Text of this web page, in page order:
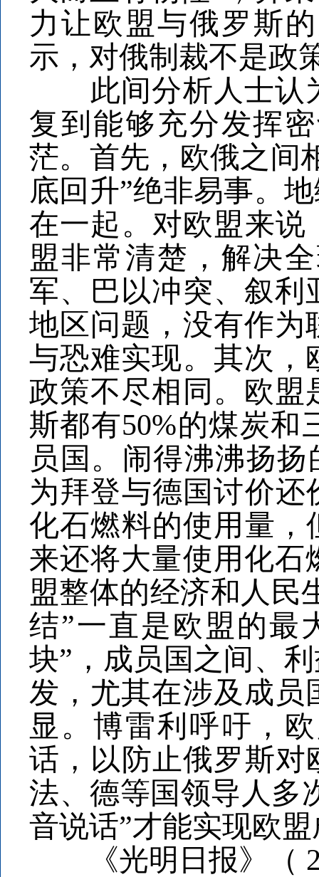
力让欧盟与俄罗斯
示，对俄制裁不是政
此间分析人士认为
复到能够充分发挥
茫。首先，欧俄之间
底回升”绝非易事。
在一起。对欧盟来说
盟非常清楚，解决
军、巴以冲突、叙利
地区问题，没有作为
与恐难实现。其次，
政策不尽相同。欧盟
斯都有50%的煤炭和
员国。闹得沸沸扬
为拜登与德国讨价还
化石燃料的使用量，
来还将大量使用化石
盟整体的经济和人民
结”一直是欧盟的最
块”，成员国之间、
发，尤其在涉及成员
显。博雷利呼吁，
话，以防止俄罗斯对
法、德等国领导人多
音说话”才能实现欧
《光明日报》（